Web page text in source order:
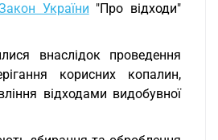
України "Про відходи"
внаслідок проведення
корисних копалин,
відходами видобувної